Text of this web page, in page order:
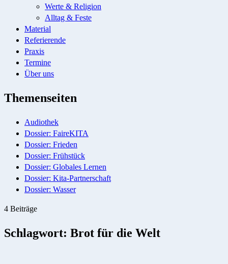
Werte & Religion
Alltag & Feste
Material
Referierende
Praxis
Termine
Über uns
Themenseiten
Audiothek
Dossier: FaireKITA
Dossier: Frieden
Dossier: Frühstück
Dossier: Globales Lernen
Dossier: Kita-Partnerschaft
Dossier: Wasser
4 Beiträge
Schlagwort: Brot für die Welt